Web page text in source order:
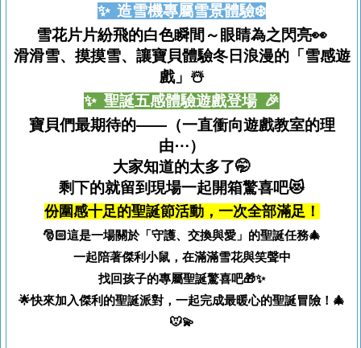
✨ 造雪機專屬雪景體驗❄️
雪花片片紛飛的白色瞬間～眼睛為之閃亮👀
滑滑雪、摸摸雪、讓寶貝體驗冬日浪漫的「雪感遊
戲」☃️
✨ 聖誕五感體驗遊戲登場 🎉
寶貝們最期待的——（一直衝向遊戲教室的理
由⋯）
大家知道的太多了🤭
剩下的就留到現場一起開箱驚喜吧😻
份圍感十足的聖誕節活動，一次全部滿足！
🎅🏻這是一場關於「守護、交換與愛」的聖誕任務🎄
一起陪著傑利小鼠，在滿滿雪花與笑聲中
找回孩子的專屬聖誕驚喜吧🎁✨
🌟快來加入傑利的聖誕派對， 一起完成最暖心的聖誕冒險！🎄
🐭💫